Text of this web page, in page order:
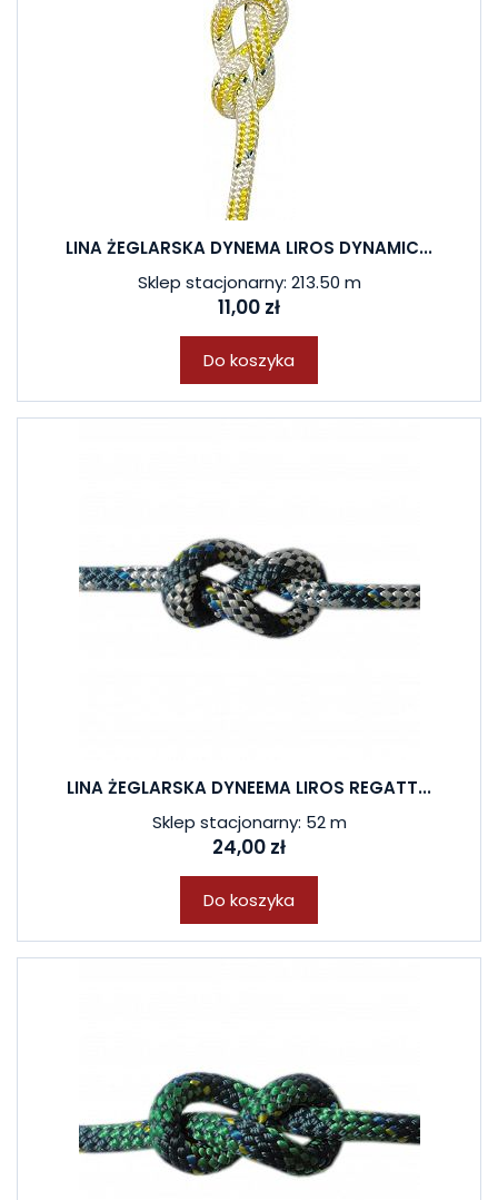
LINA ŻEGLARSKA DYNEMA LIROS DYNAMIC...
Sklep stacjonarny: 213.50 m
11,00 zł
Do koszyka
LINA ŻEGLARSKA DYNEEMA LIROS REGATT...
Sklep stacjonarny: 52 m
24,00 zł
Do koszyka